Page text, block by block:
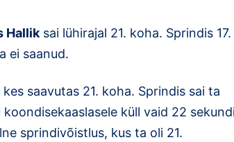
Hallik sai lühirajal 21. koha. Sprindis 17.
ei saanud.
kes saavutas 21. koha. Sprindis sai ta
koondisekaaslasele küll vaid 22
sprindivõistlus, kus ta oli 21.